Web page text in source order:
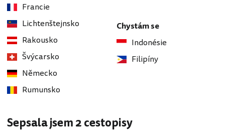
Francie
Lichtenštejnsko
Rakousko
Švýcarsko
Německo
Rumunsko
Chystám se
Indonésie
Filipíny
Sepsala jsem 2 cestopisy